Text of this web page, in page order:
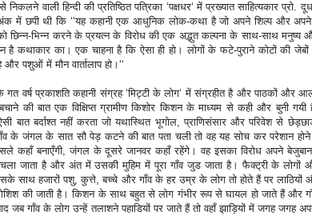
निकलने वाली हिन्दी की प्रतिष्ठित पत्रिका ‘पक्षधर‘ में प्रख्यात साहित्यकार प्रो.
में छपी थी कि ‘‘यह कहानी एक आधुनिक लोक-कथा है जो अपने शिल्प और अपने
छिन्न-भिन्न करने के प्रयत्न के विरोध की एक अद्भुत कल्पना के साथ-साथ मनुष्य
है कथाकार का। एक चाहना है कि ऐसा ही हो। लोगों के फटे-पुराने कोटों की जेबों
पशुओं में मौन वार्तालाप हो।‘‘
गत वर्ष प्रकाशति कहानी संग्रह ‘मिट्टी के लोग‘ में संग्रहीत है और पाठकों और
की बात एक विक्षिप्त ग्रामीण किशोर किशन के माध्यम से कही और बुनी गयी
बात बर्दाश्त नहीं करता जो यथास्थित भूगोल, प्राणिसंसार और परिवेश से
के जंगल के सात सौ पेड़ कटने की बात पता चली तो वह यह सोच कर परेशान
कहाँ बनाएँगी, जंगल के दूसरे जानवर कहाँ रहेंगे। वह इसका विरोध अपने
चला जाता है और अंत में उसकी मुहिम में पूरा गाँव जुड जाता है। फैक्ट्री के लोगों
साथ हजारों पशु, कुत्ते, बच्चे और गाँव के हर उम्र के लोग तो होते हैं पर लाठियों
की जाती है। किशन के साथ बहुत से लोग गंभीर रूप से घायल हो जाते हैं और
जब गाँव के लोग उन्हें तलाशने पहाडियों पर जाते हैं तो वहाँ झाड़ियों में जगह जगह